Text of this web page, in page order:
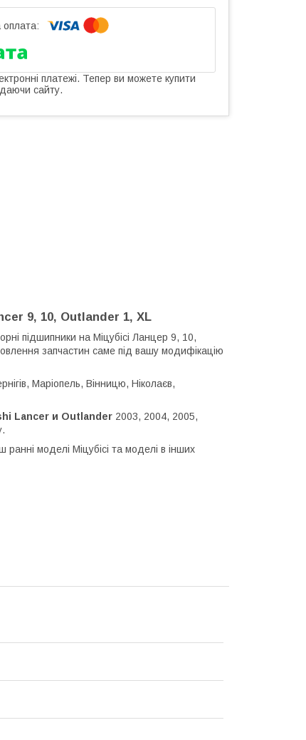
платежі. Тепер ви можете купити
сайту.
9, 10, Outlander 1, XL
підшипники на Міцубісі Ланцер 9, 10,
запчастин саме під вашу модифікацію
Маріопель, Вінницю, Ніколаєв,
Lancer и Outlander 2003, 2004, 2005,
моделі Міцубісі та моделі в інших